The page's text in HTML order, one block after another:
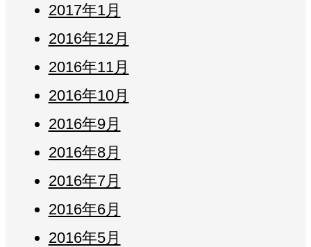
2017年1月
2016年12月
2016年11月
2016年10月
2016年9月
2016年8月
2016年7月
2016年6月
2016年5月